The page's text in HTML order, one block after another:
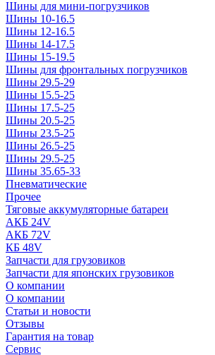
Шины для мини-погрузчиков
Шины 10-16.5
Шины 12-16.5
Шины 14-17.5
Шины 15-19.5
Шины для фронтальных погрузчиков
Шины 29.5-29
Шины 15.5-25
Шины 17.5-25
Шины 20.5-25
Шины 23.5-25
Шины 26.5-25
Шины 29.5-25
Шины 35.65-33
Пневматические
Прочее
Тяговые аккумуляторные батареи
АКБ 24V
АКБ 72V
КБ 48V
Запчасти для грузовиков
Запчасти для японских грузовиков
О компании
О компании
Статьи и новости
Отзывы
Гарантия на товар
Сервис